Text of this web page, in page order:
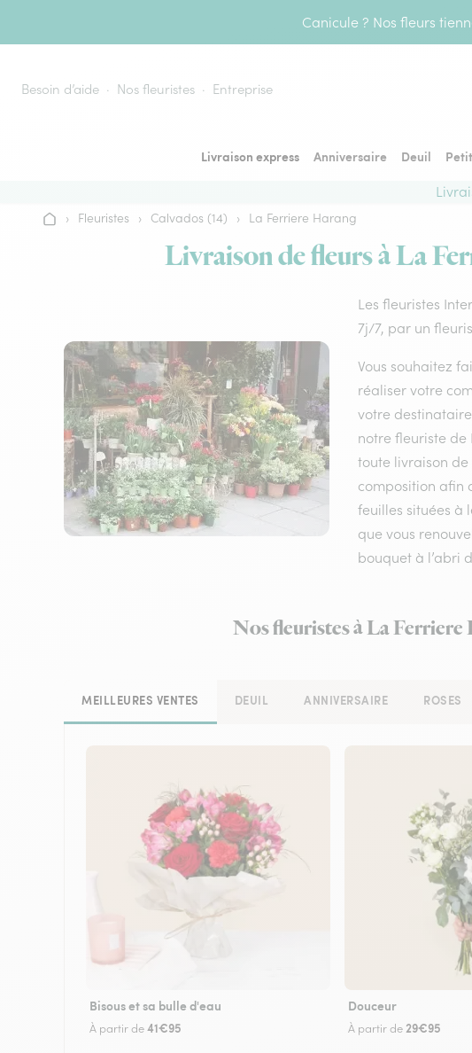
Canicule ? Nos fleurs
Besoin d’aide Nos fleuristes Entreprise
Livraison express Anniversaire Deuil
Accueil
› Fleuristes › Calvados (14) › La Ferriere Harang
Livraison de fleurs à La
Les fleuristes
7j/7, par un
Vous souhaitez
réaliser votre
votre
notre fleuriste
toute livraison
composition afin
feuilles situées à
que vous
bouquet à l’abri
Nos fleuristes à La
MEILLEURES VENTES DEUIL ANNIVERSAIRE ROSES
Bisous et sa bulle d'eau
À partir de41€95
Douceur
À partir de 29€95